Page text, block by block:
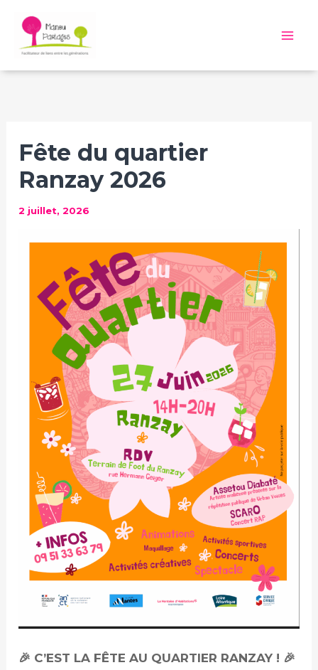
contenu
Fête du quartier
Ranzay 2026
2 juillet, 2026
🎉 C’EST LA FÊTE AU QUARTIER RANZAY ! 🎉